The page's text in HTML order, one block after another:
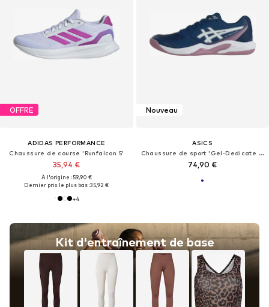
OFFRE
ADIDAS PERFORMANCE
Chaussure de course 'Runfalcon 5'
35,94 €
À l'origine : 59,90 €
Dernier prix le plus bas :35,92 €
+4
Kit d'entraînement de base
Nouveau
ASICS
Chaussure de sport 'Gel-Dedicate 9'
74,90 €